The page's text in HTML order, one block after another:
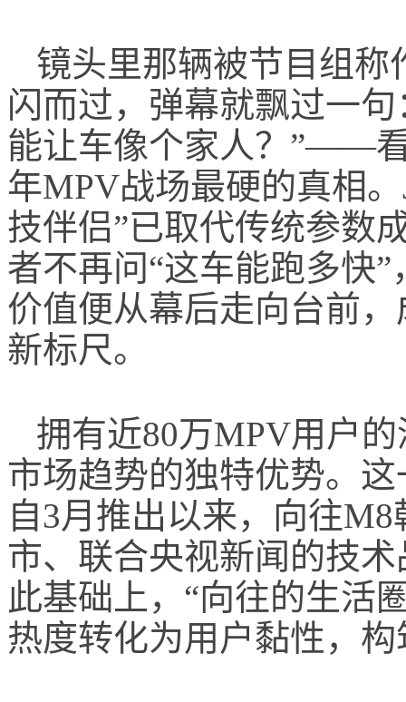
镜头里那辆被节目组称
闪而过，弹幕就飘过一句
能让车像个家人？”——
年MPV战场最硬的真相
技伴侣”已取代传统参数
者不再问“这车能跑多快
价值便从幕后走向台前
新标尺。
拥有近80万MPV用户
市场趋势的独特优势。
自3月推出以来，向往
市、联合央视新闻的技
此基础上，“向往的生活
热度转化为用户黏性，